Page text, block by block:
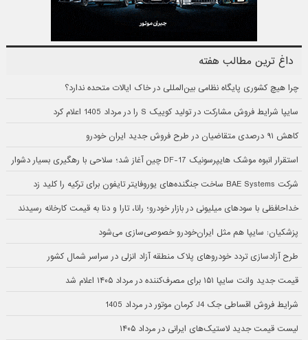
داغ ترین مطالب هفته
چرا هیچ کشوری پایگاه نظامی بین‌المللی در خاک ایالات متحده ندارد؟
سایپا شرایط فروش مشارکت در تولید کوییک S را در مرداد 1405 اعلام کرد
کاهش ۹۱ درصدی متقاضیان در طرح فروش جدید ایران خودرو
استقرار انبوه موشک هایپرسونیک DF-17 چین آغاز شد؛ سلاحی با رهگیری بسیار دشوار
شرکت BAE Systems ساخت جنگنده‌های یوروفایتر تایفون برای ترکیه را کلید زد
خداحافظی با سودهای میلیونی در بازار خودرو؛ رانا، تارا و دنا به قیمت کارخانه رسیدند
پزشکیان: سایپا هم مثل ایران‌خودرو خصوصی‌سازی می‌شود
طرح آزادسازی تردد خودروهای پلاک منطقه آزاد انزلی در سراسر شمال کشور
قیمت جدید وانت سایپا ۱۵۱ برای مصرف‌کننده در مرداد ۱۴۰۵ اعلام شد
شرایط فروش اقساطی جک J4 کرمان موتور در مرداد 1405
لیست قیمت جدید لاستیک‌های ایرانی در مرداد ۱۴۰۵